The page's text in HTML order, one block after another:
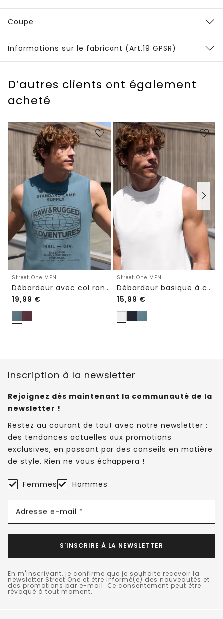
Coupe
Informations sur le fabricant (Art.19 GPSR)
D’autres clients ont également
acheté
Street One MEN
Débardeur avec col rond et impression photo
19,99 €
Street One MEN
Débardeur basique à col rond
15,99 €
Inscription à la newsletter
Rejoignez dès maintenant la communauté de la
newsletter !
Restez au courant de tout avec notre newsletter :
des tendances actuelles aux promotions
exclusives, en passant par des conseils en matière
de style. Rien ne vous échappera !
Femmes Hommes
Adresse e-mail *
S'INSCRIRE À LA NEWSLETTER
En m'inscrivant, je confirme que je souhaite recevoir la
newsletter Street One et être informé(e) des nouveautés et
des promotions par e-mail. Ce consentement peut être
révoqué à tout moment.